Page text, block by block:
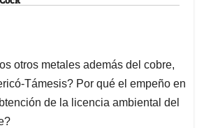
otros metales además del cobre,
Támesis? Por qué el empeño en
de la licencia ambiental del